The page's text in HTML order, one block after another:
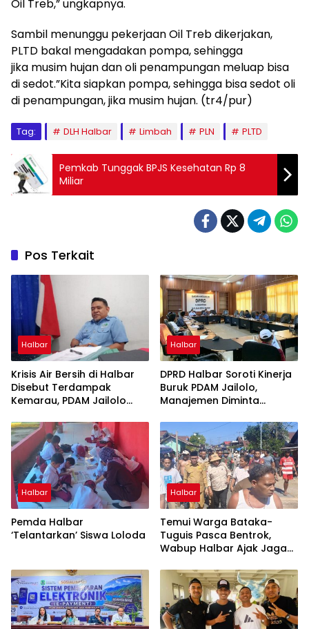
Oil Treb,” ungkapnya.
Sambil menunggu pekerjaan Oil Treb dikerjakan,
PLTD bakal mengadakan pompa, sehingga
jika musim hujan dan oli penampungan meluap bisa
di sedot.”Kita siapkan pompa, sehingga bisa sedot oli
di penampungan, jika musim hujan. (tr4/pur)
Tag: DLH Halbar Limbah PLN PLTD
Pemkab Tunggak BPJS Kesehatan Rp 8
Miliar
Pos Terkait
Halbar
Krisis Air Bersih di Halbar
Disebut Terdampak
Kemarau, PDAM Jailolo
Halbar
DPRD Halbar Soroti Kinerja
Buruk PDAM Jailolo,
Manajemen Diminta
Halbar
Pemda Halbar
‘Telantarkan’ Siswa Loloda
Halbar
Temui Warga Bataka-
Tuguis Pasca Bentrok,
Wabup Halbar Ajak Jaga